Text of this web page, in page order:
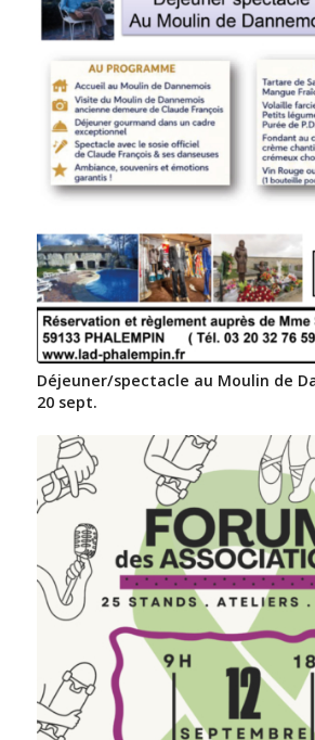
Déjeuner/spectacle au Moulin de
20 sept.